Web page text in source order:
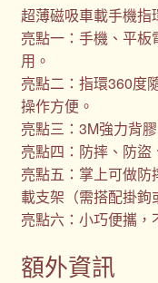
超薄磁吸車載手機指
亮點一：手機、平
用。
亮點二：指環360度
操作方便。
亮點三：3M強力背
亮點四：防摔、防盜
亮點五：掌上可做
載支架（需搭配掛鉤
亮點六：小巧便攜
額外資訊